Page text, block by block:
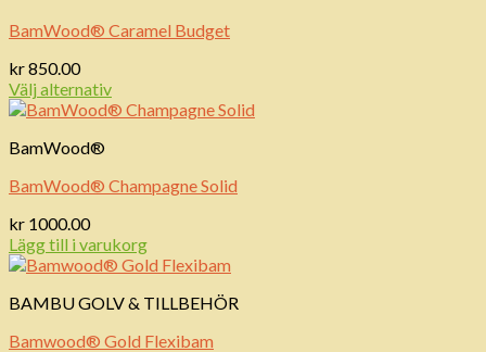
BamWood® Caramel Budget
kr850.00
Välj alternativ
BamWood®
BamWood® Champagne Solid
kr 1000.00
Lägg till i varukorg
BAMBU GOLV & TILLBEHÖR
Bamwood® Gold Flexibam